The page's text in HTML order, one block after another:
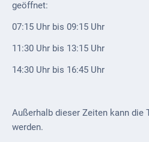
und
Caterer
Unterkünfte
Ferienwohnungen
Betriebe &
Dienstleister
geöffnet:
07:15 Uhr bis 09:15 Uhr
11:30 Uhr bis 13:15 Uhr
14:30 Uhr bis 16:45 Uhr
Außerhalb dieser Zeiten kann die
werden.